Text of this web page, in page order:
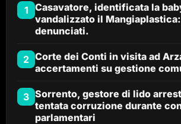
1 Casavatore, identificata la
vandalizzato il
denunciati.
2 Corte dei Conti in visita ad
accertamenti su gestione
3 Sorrento, gestore di lido
tentata corruzione durante
parlamentari